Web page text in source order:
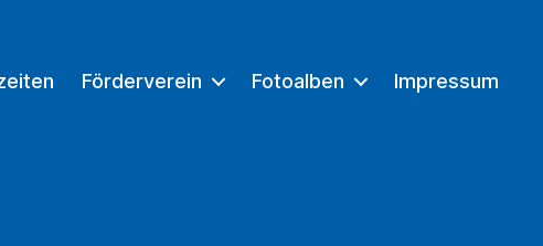
Förderverein Fotoalben Impressum